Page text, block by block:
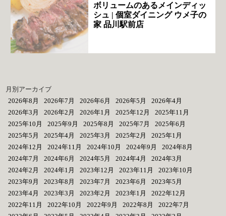
ボリュームのあるメインディッ
シュ | 個室ダイニング ウメ子の
家 品川駅前店
月別アーカイブ
2026年8月
2026年7月 2026年6月 2026年5月
2026年4月
2026年3月
2026年2月 2026年1月 2025年12月
2025年11月
2025年10月
2025年9月 2025年8月 2025年7月
2025年6月
2025年5月
2025年4月 2025年3月 2025年2月
2025年1月
2024年12月
2024年11月 2024年10月 2024年9月
2024年8月
2024年7月
2024年6月 2024年5月 2024年4月
2024年3月
2024年2月
2024年1月 2023年12月 2023年11月
2023年10月
2023年9月
2023年8月 2023年7月 2023年6月
2023年5月
2023年4月
2023年3月 2023年2月 2023年1月
2022年12月
2022年11月
2022年10月 2022年9月 2022年8月
2022年7月